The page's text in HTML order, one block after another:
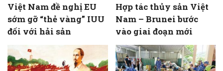
Việt Nam đề nghị EU
sớm gỡ “thẻ vàng” IUU
đối với hải sản
Hợp tác thủy sản Việt
Nam – Brunei bước
vào giai đoạn mới